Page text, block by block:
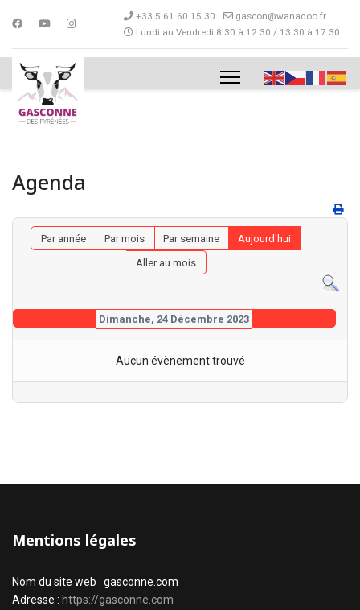
+33 5 61 60 15 30
gascon@wanadoo.fr
Lundi au Vendredi 8:30 à 12:30 / 13:30 à 17:30
Agenda
Par année Par mois Par semaine
Aujourd'hui
Aller au mois
Dimanche, 24 Décembre 2023
Aucun évènement trouvé
Mentions légales
Nom du site web : gasconne.com
Adresse : https://gasconne.com